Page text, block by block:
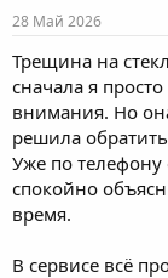
е
м
ы
л
28 Май 2026
Трещина на
сначала я
внимания. Но
решила
Уже по
спокойно
время.
В сервисе всё